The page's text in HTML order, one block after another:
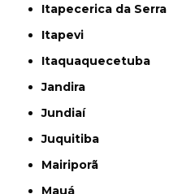
Itapecerica da Serra
Itapevi
Itaquaquecetuba
Jandira
Jundiaí
Juquitiba
Mairiporã